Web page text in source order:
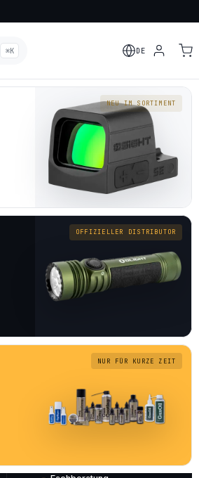
⌘K DE
NEU IM SORTIMENT
OFFIZIELLER DISTRIBUTOR
NUR FÜR KURZE ZEIT